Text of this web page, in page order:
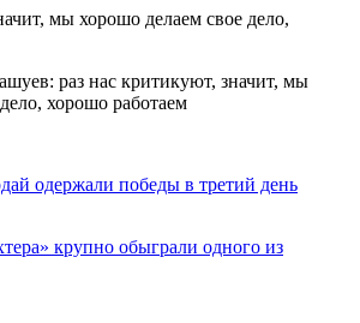
мы хорошо делаем свое дело,
одержали победы в третий день
крупно обыграли одного из